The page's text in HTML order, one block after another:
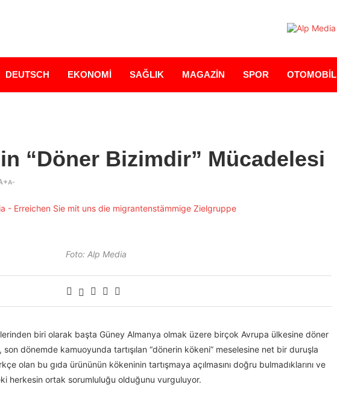
DEUTSCH EKONOMİ SAĞLIK MAGAZİN SPOR OTOMOBİL
“Döner Bizimdir” Mücadelesi
A-
Foto: Alp Media
biri olarak başta Güney Almanya olmak üzere birçok Avrupa ülkesine döner
dönemde kamuoyunda tartışılan “dönerin kökeni” meselesine net bir duruşla
olan bu gıda ürününün kökeninin tartışmaya açılmasını doğru bulmadıklarını ve
herkesin ortak sorumluluğu olduğunu vurguluyor.